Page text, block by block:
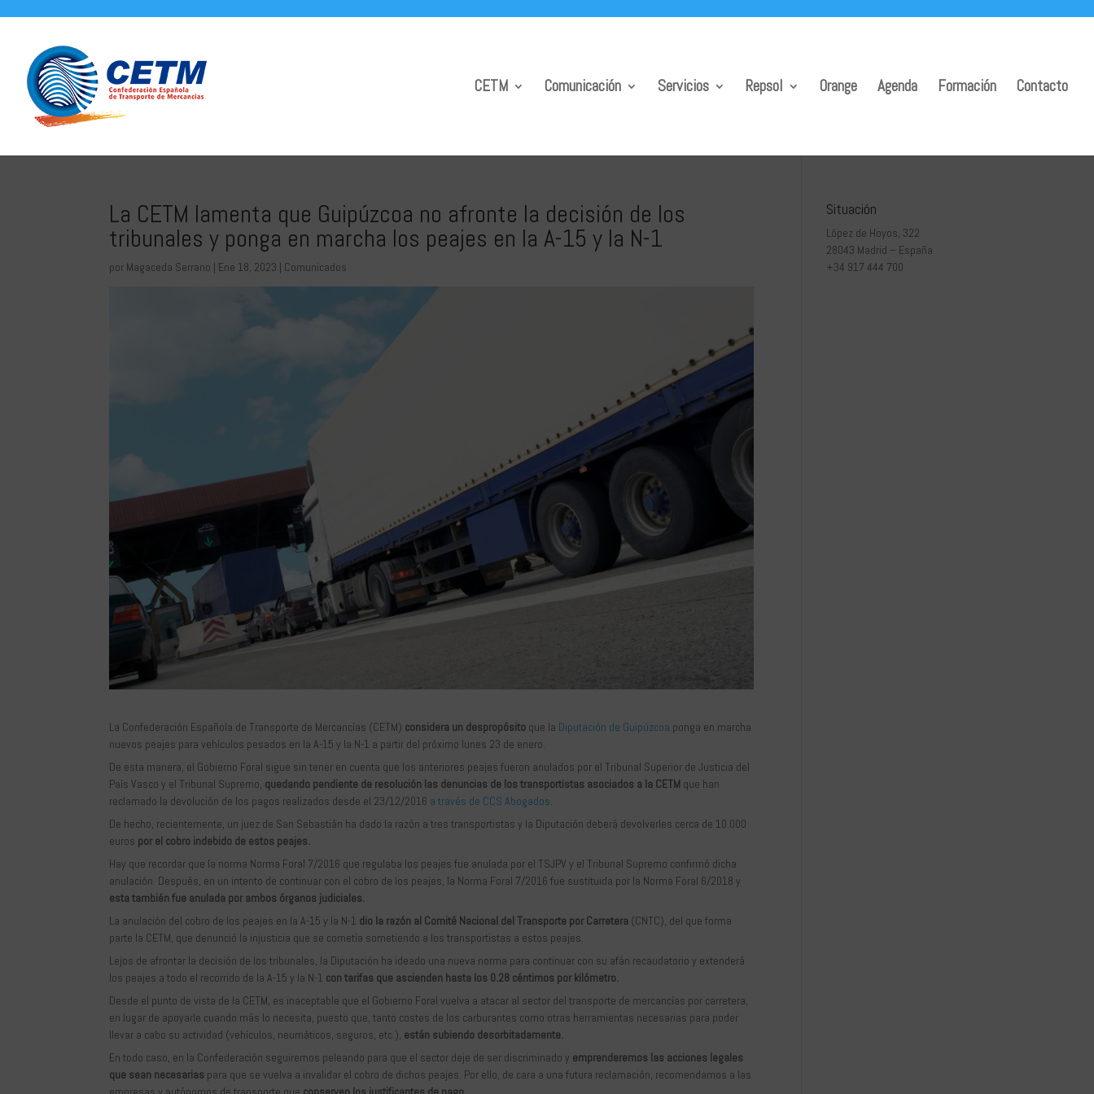
CETM Comunicación Servicios Repsol Orange Agenda Formación Contacto
La CETM lamenta que Guipúzcoa no afronte la decisión de los
tribunales y ponga en marcha los peajes en la A-15 y la N-1
por Magaceda Serrano | Ene 18, 2023 | Comunicados
La Confederación Española de Transporte de Mercancías (CETM) considera un despropósito que la Diputación de Guipúzcoa ponga en marcha
nuevos peajes para vehículos pesados en la A-15 y la N-1 a partir del próximo lunes 23 de enero.
De esta manera, el Gobierno Foral sigue sin tener en cuenta que los anteriores peajes fueron anulados por el Tribunal Superior de Justicia del
País Vasco y el Tribunal Supremo, quedando pendiente de resolución las denuncias de los transportistas asociados a la CETM que han
reclamado la devolución de los pagos realizados desde el 23/12/2016 a través de CCS Abogados.
De hecho, recientemente, un juez de San Sebastián ha dado la razón a tres transportistas y la Diputación deberá devolverles cerca de 10.000
euros por el cobro indebido de estos peajes.
Hay que recordar que la norma Norma Foral 7/2016 que regulaba los peajes fue anulada por el TSJPV y el Tribunal Supremo confirmó dicha
anulación. Después, en un intento de continuar con el cobro de los peajes, la Norma Foral 7/2016 fue sustituida por la Norma Foral 6/2018 y
esta también fue anulada por ambos órganos judiciales.
La anulación del cobro de los peajes en la A-15 y la N-1 dio la razón al Comité Nacional del Transporte por Carretera (CNTC), del que forma
parte la CETM, que denunció la injusticia que se cometía sometiendo a los transportistas a estos peajes.
Lejos de afrontar la decisión de los tribunales, la Diputación ha ideado una nueva norma para continuar con su afán recaudatorio y extenderá
los peajes a todo el recorrido de la A-15 y la N-1 con tarifas que ascienden hasta los 0.28 céntimos por kilómetro.
Desde el punto de vista de la CETM, es inaceptable que el Gobierno Foral vuelva a atacar al sector del transporte de mercancías por carretera,
en lugar de apoyarle cuando más lo necesita, puesto que, tanto costes de los carburantes como otras herramientas necesarias para poder
llevar a cabo su actividad (vehículos, neumáticos, seguros, etc.), están subiendo desorbitadamente.
En todo caso, en la Confederación seguiremos peleando para que el sector deje de ser discriminado y emprenderemos las acciones legales
que sean necesarias para que se vuelva a invalidar el cobro de dichos peajes. Por ello, de cara a una futura reclamación, recomendamos a las
Situación
López de Hoyos, 322
28043 Madrid – España
+34 917 444 700